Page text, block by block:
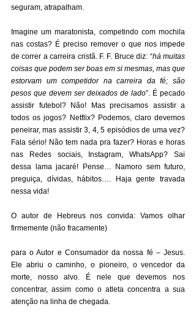
seguram, atrapalham.
Imagine um maratonista, competindo com mochila
nas costas? É preciso remover o que nos impede
de correr a carreira cristã. F. F. Bruce diz: “há muitas
coisas que podem ser boas em si mesmas, mas que
estorvam um competidor na carreira da fé; são
pesos que devem ser deixados de lado”. É pecado
assistir futebol? Não! Mas precisamos assistir a
todos os jogos? Netflix? Podemos, claro devemos
peneirar, mas assistir 3, 4, 5 episódios de uma vez?
Fala sério! Não tem nada pra fazer? Horas e horas
nas Redes sociais, Instagram, WhatsApp? Sai
dessa lama jacaré! Pense… Namoro sem futuro,
preguiça, dívidas, hábitos…. Haja gente travada
nessa vida!
O autor de Hebreus nos convida: Vamos olhar
firmemente (não fracamente)
para o Autor e Consumador da nossa fé – Jesus.
Ele abriu o caminho, o pioneiro, o vencedor da
morte, nosso alvo. É nele que devemos nos
concentrar, assim como o atleta concentra a sua
atenção na linha de chegada.